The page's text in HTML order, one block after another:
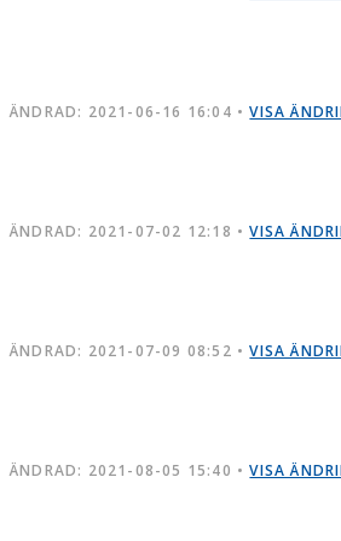
ÄNDRAD: 2021-06-16 16:04 •VISA
ÄNDRAD: 2021-07-02 12:18 •VISA
ÄNDRAD: 2021-07-09 08:52 •VISA
ÄNDRAD: 2021-08-05 15:40 •VISA